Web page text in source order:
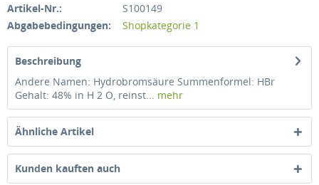
Artikel-Nr.:
S100149
Abgabebedingungen:
Shopkategorie 1
Beschreibung
Andere Namen: Hydrobromsäure Summenformel: HBr
Gehalt: 48% in H 2 O, reinst... mehr
Ähnliche Artikel
Kunden kauften auch